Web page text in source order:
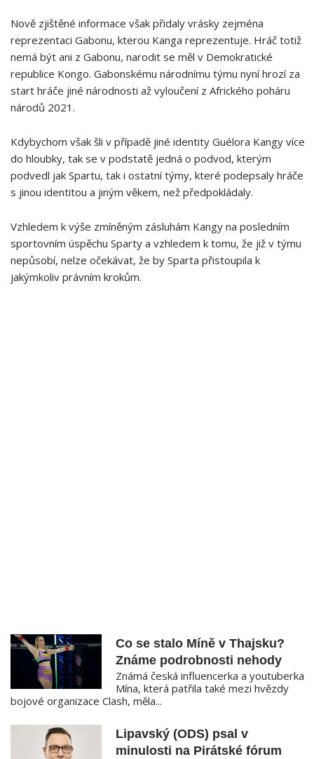
Nově zjištěné informace však přidaly vrásky zejména
reprezentaci Gabonu, kterou Kanga reprezentuje. Hráč totiž
nemá být ani z Gabonu, narodit se měl v Demokratické
republice Kongo. Gabonskému národnímu týmu nyní hrozí za
start hráče jiné národnosti až vyloučení z Afrického poháru
národů 2021.
Kdybychom však šli v případě jiné identity Guélora Kangy více
do hloubky, tak se v podstatě jedná o podvod, kterým
podvedl jak Spartu, tak i ostatní týmy, které podepsaly hráče
s jinou identitou a jiným věkem, než předpokládaly.
Vzhledem k výše zmíněným zásluhám Kangy na posledním
sportovním úspěchu Sparty a vzhledem k tomu, že již v týmu
nepůsobí, nelze očekávat, že by Sparta přistoupila k
jakýmkoliv právním krokům.
Co se stalo Míně v Thajsku?
Známe podrobnosti nehody
Známá česká influencerka a youtuberka
Mína, která patřila také mezi hvězdy
bojové organizace Clash, měla...
Lipavský (ODS) psal v
minulosti na Pirátské fórum